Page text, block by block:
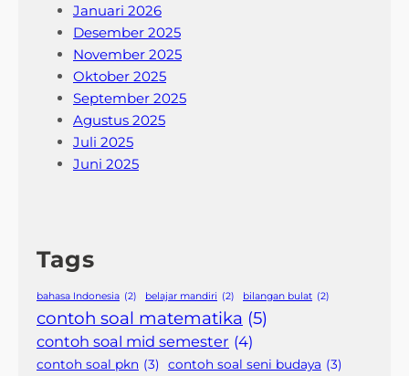
Januari 2026
Desember 2025
November 2025
Oktober 2025
September 2025
Agustus 2025
Juli 2025
Juni 2025
Tags
bahasa Indonesia (2) belajar mandiri (2) bilangan bulat (2)
contoh soal matematika (5)
contoh soal mid semester (4)
contoh soal pkn (3) contoh soal seni budaya (3)